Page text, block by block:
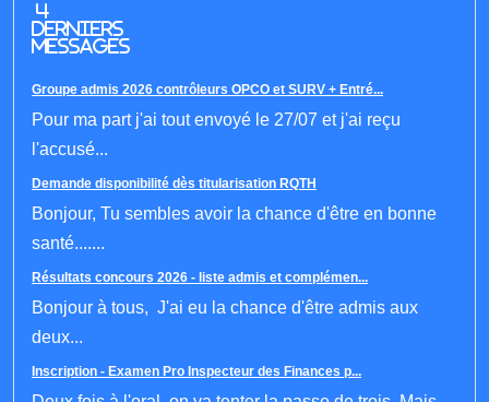
4
derniers
messages
Groupe admis 2026 contrôleurs OPCO et SURV + Entré...
Pour ma part j'ai tout envoyé le 27/07 et j'ai reçu
l'accusé...
Demande disponibilité dès titularisation RQTH
Bonjour, Tu sembles avoir la chance d'être en bonne
santé.......
Résultats concours 2026 - liste admis et complémen...
Bonjour à tous, J'ai eu la chance d'être admis aux
deux...
Inscription - Examen Pro Inspecteur des Finances p...